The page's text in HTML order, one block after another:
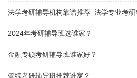
2024年考研辅导班选谁家？
金融专硕考研辅导班谁家好？
管综考研辅导班推荐谁家？